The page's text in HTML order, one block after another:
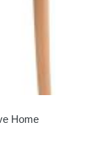
Home